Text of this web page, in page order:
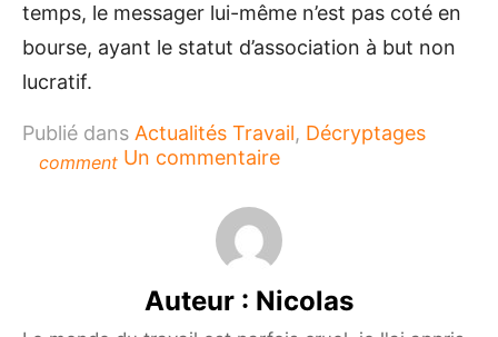
temps, le messager lui-même n’est pas coté en
bourse, ayant le statut d’association à but non
lucratif.
Publié dans Actualités Travail, Décryptages
comment Un commentairesur
influenceurs
dirigent
principaux
investissements
Auteur : Nicolas